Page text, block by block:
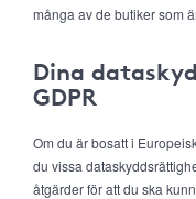
många av de butiker som
Dina
GDPR
Om du är bosatt i
du vissa
åtgärder för att du ska